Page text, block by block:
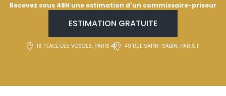
Recevez sous 48H une estimation d'un commissaire-priseur
ESTIMATION GRATUITE
18 PLACE DES VOSGES, PARIS 4 49 RUE SAINT-SABIN, PARIS 11